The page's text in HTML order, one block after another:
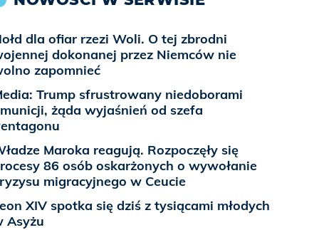
dla ofiar rzezi Woli. O tej zbrodni
dokonanej przez Niemców nie
zapomnieć
Trump sfrustrowany niedoborami
żąda wyjaśnień od szefa
Maroka reagują. Rozpoczęły się
86 osób oskarżonych o wywołanie
migracyjnego w Ceucie
XIV spotka się dziś z tysiącami młodych
Asyżu